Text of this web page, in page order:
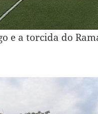
e a torcida do